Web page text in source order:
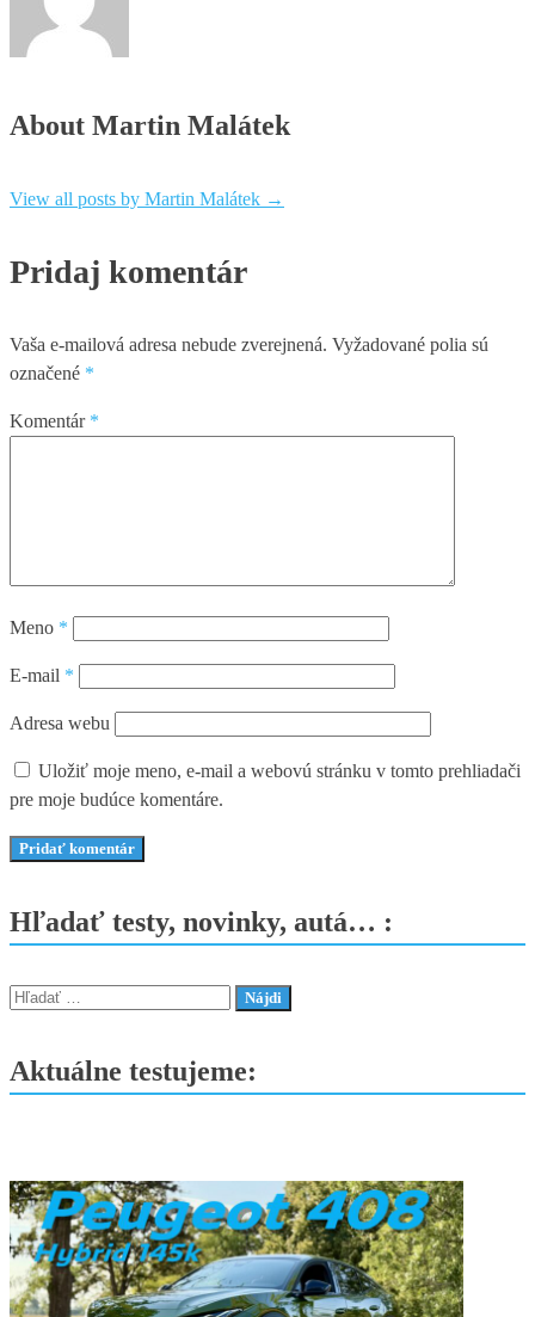
About Martin Malátek
View all posts by Martin Malátek →
Pridaj komentár
Vaša e-mailová adresa nebude zverejnená. Vyžadované polia sú
označené *
Komentár *
Meno *
E-mail *
Adresa webu
Uložiť moje meno, e-mail a webovú stránku v tomto prehliadači
pre moje budúce komentáre.
Hľadať testy, novinky, autá… :
Hľadať:
Aktuálne testujeme: